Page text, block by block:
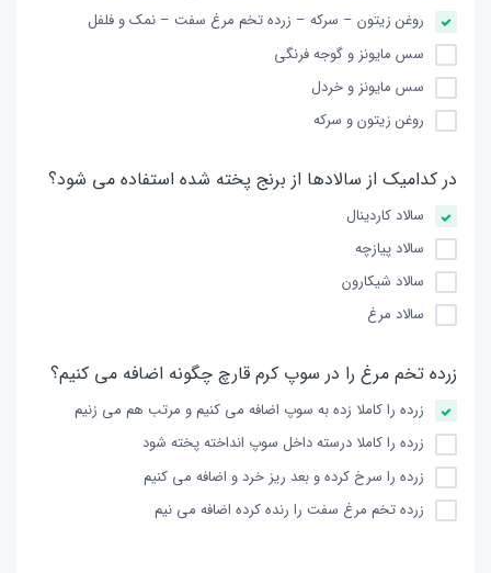
روغن زیتون – سرکه – زرده تخم مرغ سفت – نمک و فلفل
سس مایونز و گوجه فرنگی
سس مایونز و خردل
روغن زیتون و سرکه
در کدامیک از سالادها از برنج پخته شده استفاده می شود؟
سالاد کاردینال
سالاد پیازچه
سالاد شیکارون
سالاد مرغ
زرده تخم مرغ را در سوپ کرم قارچ چگونه اضافه می کنیم؟
زرده را کاملا زده به سوپ اضافه می کنیم و مرتب هم می زنیم
زرده را کاملا درسته داخل سوپ انداخته پخته شود
زرده را سرخ کرده و بعد ریز خرد و اضافه می کنیم
زرده تخم مرغ سفت را رنده کرده اضافه می نیم